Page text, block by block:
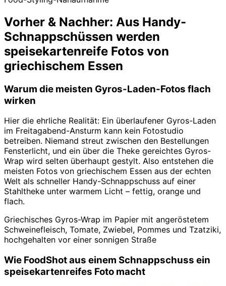
Vorher & Nachher: Aus Handy-
Schnappschüssen werden
speisekartenreife Fotos von
griechischem Essen
Warum die meisten Gyros-Laden-Fotos flach
wirken
Hier die ehrliche Realität: Ein überlaufener Gyros-Laden
im Freitagabend-Ansturm kann kein Fotostudio
betreiben. Niemand streut zwischen den Bestellungen
Fensterlicht, und ein über die Theke gereichtes Gyros-
Wrap wird selten überhaupt gestylt. Also entstehen die
meisten Fotos von griechischem Essen aus der echten
Welt als schneller Handy-Schnappschuss auf einer
Stahltheke unter warmem Licht – fettig, orange und
flach.
Griechisches Gyros-Wrap im Papier mit angeröstetem
Schweinefleisch, Tomate, Zwiebel, Pommes und Tzatziki,
hochgehalten vor einer sonnigen Straße
Wie FoodShot aus einem Schnappschuss ein
speisekartenreifes Foto macht